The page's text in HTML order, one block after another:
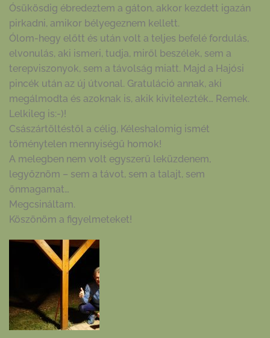
Ósükösdig ébredeztem a gáton, akkor kezdett igazán
pirkadni, amikor bélyegeznem kellett.
Ólom-hegy előtt és után volt a teljes befelé fordulás,
elvonulás, aki ismeri, tudja, miről beszélek, sem a
terepviszonyok, sem a távolság miatt. Majd a Hajósi
pincék után az új útvonal. Gratuláció annak, aki
megálmodta és azoknak is, akik kivitelezték… Remek.
Lelkileg is:-)!
Császártöltéstől a célig, Kéleshalomig ismét
töménytelen mennyiségű homok!
A melegben nem volt egyszerű leküzdenem,
legyőznöm – sem a távot, sem a talajt, sem
önmagamat…
Megcsináltam.
Köszönöm a figyelmeteket!